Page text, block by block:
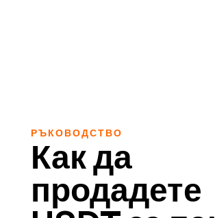
РЪКОВОДСТВО
Как да
продадете